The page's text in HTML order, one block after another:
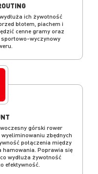
ich żywotność
błotem, piachem i
cenne gramy oraz
sportowo-wyczynowy
górski rower
zbędnych
połączenia między
Poprawia się
wydłuża żywotność
efektywność.